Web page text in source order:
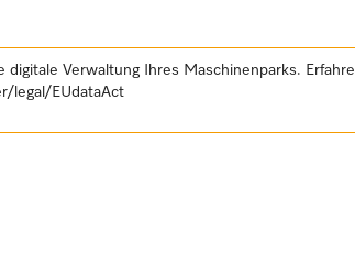
Verwaltung Ihres Maschinenparks.
legal/EUdataAct